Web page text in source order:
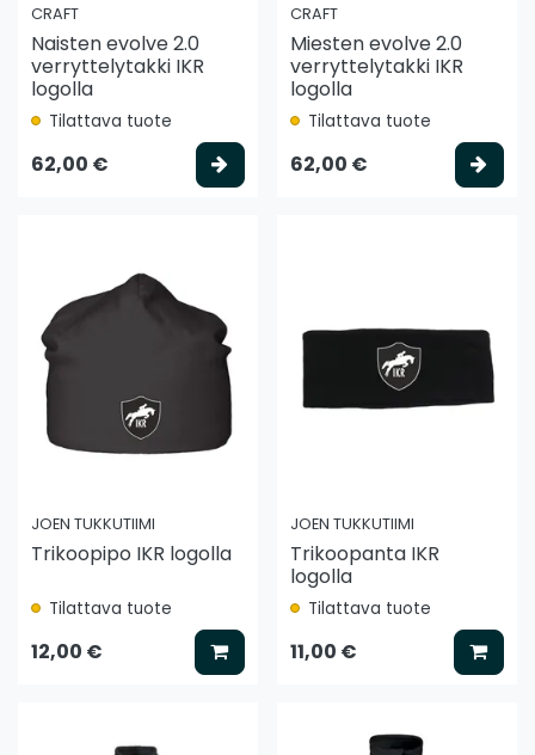
CRAFT
Naisten evolve 2.0
verryttelytakki IKR
logolla
Tilattava tuote
62,00 € Valitse vaihtoehto
CRAFT
Miesten evolve 2.0
verryttelytakki IKR
logolla
Tilattava tuote
62,00 €
JOEN TUKKUTIIMI
Trikoopipo IKR logolla
Tilattava tuote
12,00 € Lisää koriin
JOEN TUKKUTIIMI
Trikoopanta IKR
logolla
Tilattava tuote
11,00 €